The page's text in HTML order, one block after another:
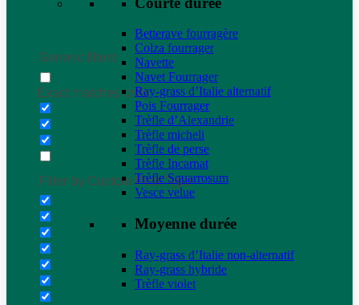
Generic filters
Exact matches only
Filter by Custom Post Type
Betterave fourragère
Colza fourrager
Navette
Navet Fourrager
Ray-grass d’Italie alternatif
Pois Fourrager
Trèfle d’Alexandrie
Trèfle micheli
Trèfle de perse
Trèfle Incarnat
Trèfle Squarrosum
Vesce velue
Moyenne durée
Ray-grass d’Italie non-alternatif
Ray-grass hybride
Trèfle violet